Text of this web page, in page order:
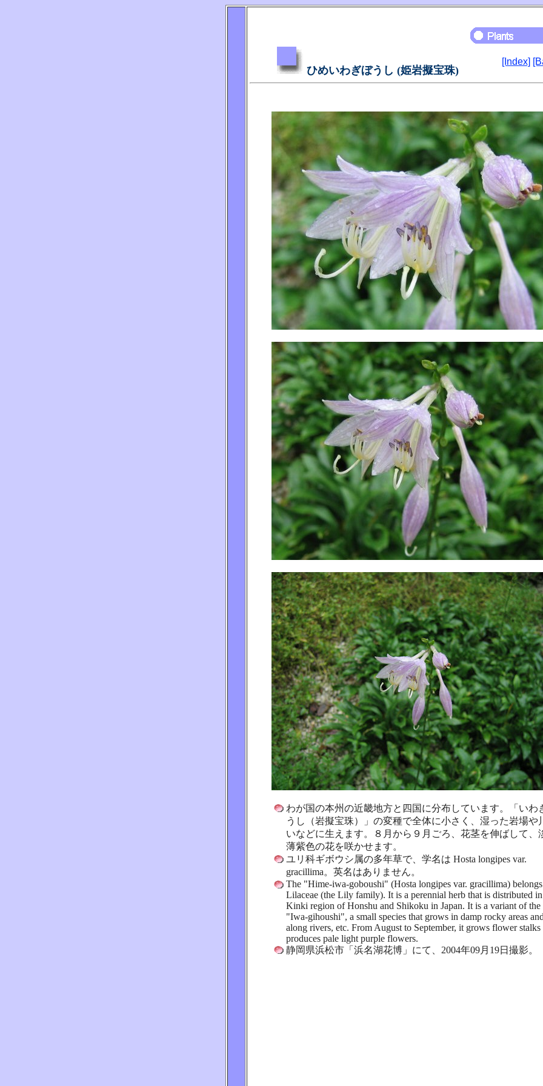
ひめいわぎぼうし (姫岩擬宝珠)
[Index]
わが国の本州の近畿地方と四国に分布しています。「いわ
うし（岩擬宝珠）」の変種で全体に小さく、湿った岩場や
いなどに生えます。８月から９月ごろ、花茎を伸ばして、
薄紫色の花を咲かせます。
ユリ科ギボウシ属の多年草で、学名は Hosta longipes var.
gracillima。英名はありません。
The "Hime-iwa-goboushi" (Hosta longipes var. gracillima)
Lilaceae (the Lily family). It is a perennial herb that is distributed
Kinki region of Honshu and Shikoku in Japan. It is a variant of the
"Iwa-gihoushi", a small species that grows in damp rocky areas
along rivers, etc. From August to September, it grows flower stalks
produces pale light purple flowers.
静岡県浜松市「浜名湖花博」にて、2004年09月19日撮影。